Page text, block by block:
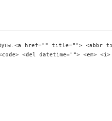
<a href="" title=""> <abbr
<del datetime=""> <em>